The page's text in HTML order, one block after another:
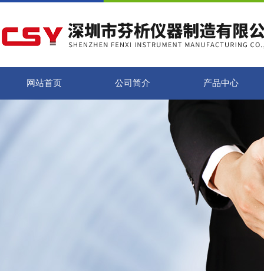
网站首页 公司简介 产品中心